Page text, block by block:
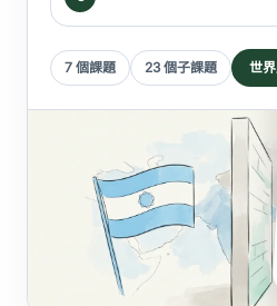
7 個課題 23 個子課題 世